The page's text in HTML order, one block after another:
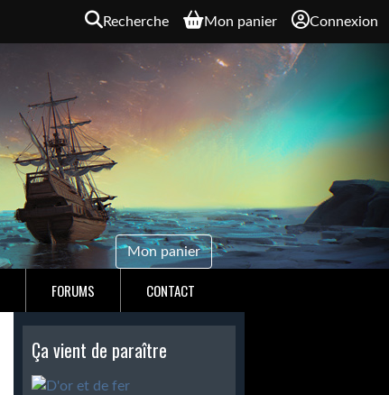
Recherche Mon panier Connexion
Mon panier
FORUMS CONTACT
Ça vient de paraître